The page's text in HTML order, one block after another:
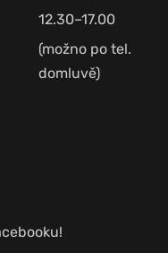
12.30–17.00
(možno po tel.
domluvě)